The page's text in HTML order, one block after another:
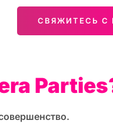
СВЯЖИТЕСЬ С